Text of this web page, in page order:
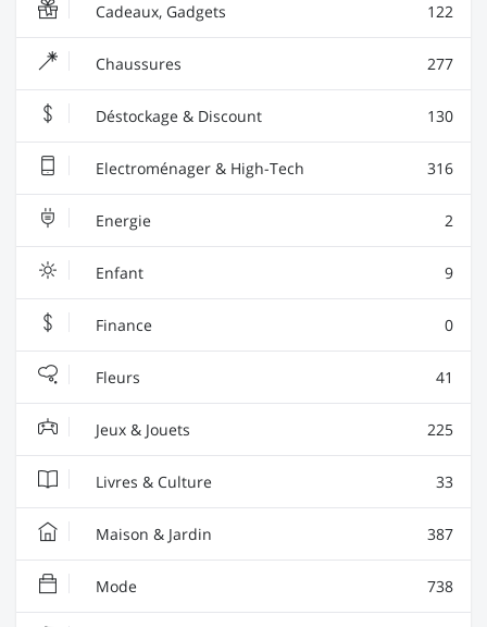
Cadeaux, Gadgets 122
Chaussures 277
Déstockage & Discount 130
Electroménager & High-Tech 316
Energie 2
Enfant 9
Finance 0
Fleurs 41
Jeux & Jouets 225
Livres & Culture 33
Maison & Jardin 387
Mode 738